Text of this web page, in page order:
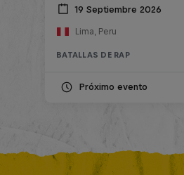
19 Septiembre 2026
Lima, Peru
BATALLAS DE RAP
Próximo evento